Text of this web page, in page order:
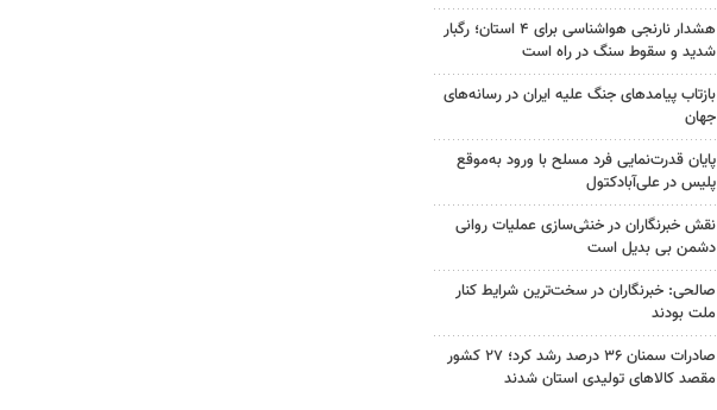
هشدار نارنجی هواشناسی برای ۴ استان؛ رگبار
شدید و سقوط سنگ در راه است
بازتاب پیامدهای جنگ علیه ایران در رسانه‌های
جهان
پایان قدرت‌نمایی فرد مسلح با ورود به‌موقع
پلیس در علی‌آبادکتول
نقش خبرنگاران در خنثی‌سازی عملیات روانی
دشمن بی بدیل است
صالحی: خبرنگاران در سخت‌ترین شرایط کنار
ملت بودند
صادرات سمنان ۳۶ درصد رشد کرد؛ ۲۷ کشور
مقصد کالاهای تولیدی استان شدند